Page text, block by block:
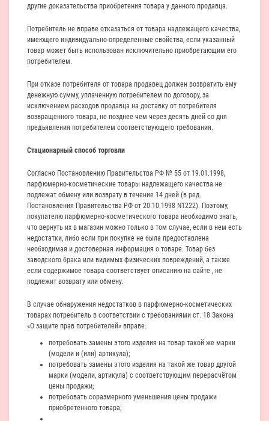
другие доказательства приобретения товара у данного продавца.
Потребитель не вправе отказаться от товара надлежащего качества,
имеющего индивидуально-определенные свойства, если указанный
товар может быть использован исключительно приобретающим его
потребителем.
При отказе потребителя от товара продавец должен возвратить ему
денежную сумму, уплаченную потребителем по договору, за
исключением расходов продавца на доставку от потребителя
возвращенного товара, не позднее чем через десять дней со дня
предъявления потребителем соответствующего требования.
Стационарный способ торговли
Согласно Постановлению Правительства РФ № 55 от 19.01.1998,
парфюмерно-косметические товары надлежащего качества не
подлежат обмену или возврату в течение 14 дней (в ред.
Постановления Правительства РФ от 20.10.1998 N1222). Поэтому,
покупателю парфюмерно-косметического товара необходимо знать,
что вернуть их в магазин можно только в том случае, если в нем есть
недостатки, либо если при покупке не была предоставлена
необходимая и достоверная информация о товаре. Товар без
заводского брака или видимых физических повреждений, а также
если содержимое товара соответствует описанию на сайте , не
подлежит возврату или обмену.
В случае обнаружения недостатков в парфюмерно-косметических
товарах потребитель в соответствии с требованиями ст. 18 Закона
«О защите прав потребителей» вправе:
потребовать замены этого изделия на товар такой же марки
(модели и (или) артикула);
потребовать замены этого изделия на такой же товар другой
марки (модели, артикула) с соответствующим перерасчётом
цены продажи;
потребовать соразмерного уменьшения цены продажи
приобретенного товара;